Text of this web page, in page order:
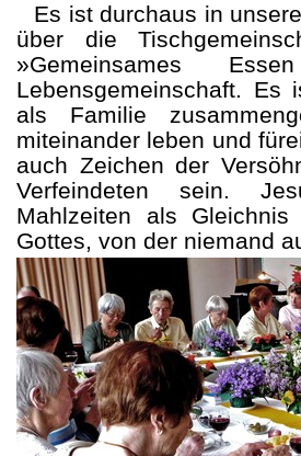
Es ist durchaus in
über die
»Gemeinsames
Lebensgemeinschaft.
als Familie
miteinander leben und
auch Zeichen der
Verfeindeten sein.
Mahlzeiten als
Gottes, von der niemand